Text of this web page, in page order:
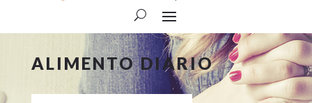
ALIMENTO DIARIO